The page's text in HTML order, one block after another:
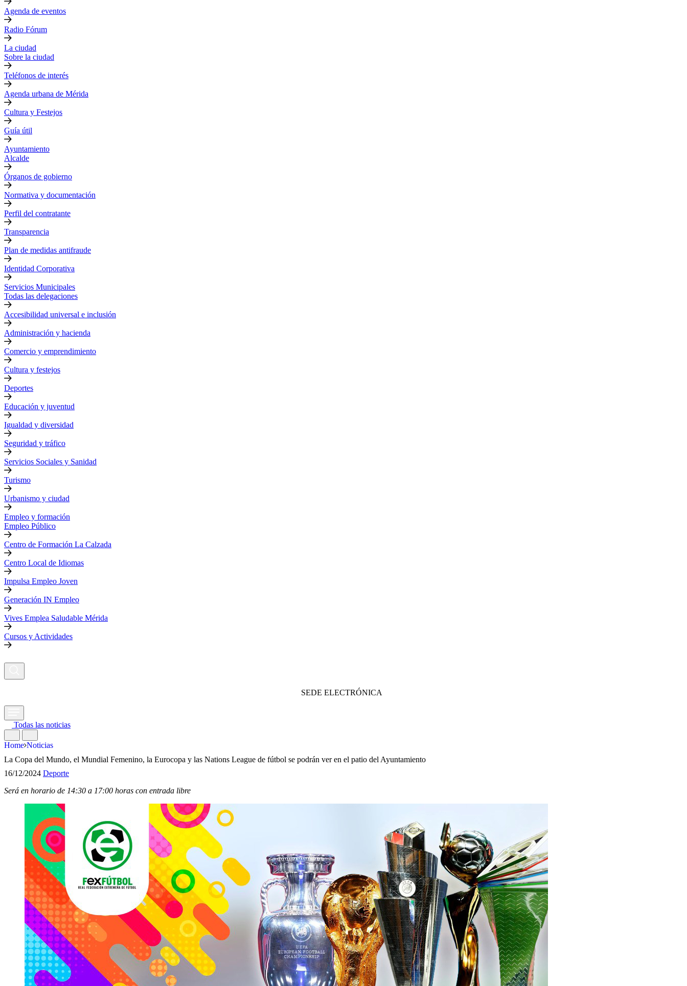
Agenda de eventos
Radio Fórum
La ciudad
Sobre la ciudad
Teléfonos de interés
Agenda urbana de Mérida
Cultura y Festejos
Guía útil
Ayuntamiento
Alcalde
Órganos de gobierno
Normativa y documentación
Perfil del contratante
Transparencia
Plan de medidas antifraude
Identidad Corporativa
Servicios Municipales
Todas las delegaciones
Accesibilidad universal e inclusión
Administración y hacienda
Comercio y emprendimiento
Cultura y festejos
Deportes
Educación y juventud
Igualdad y diversidad
Seguridad y tráfico
Servicios Sociales y Sanidad
Turismo
Urbanismo y ciudad
Empleo y formación
Empleo Público
Centro de Formación La Calzada
Centro Local de Idiomas
Impulsa Empleo Joven
Generación IN Empleo
Vives Emplea Saludable Mérida
Cursos y Actividades
SEDE ELECTRÓNICA
Todas las noticias
Home Noticias
La Copa del Mundo, el Mundial Femenino, la Eurocopa y las Nations League de fútbol se podrán ver en el patio del Ayuntamiento
16/12/2024 Deporte
Será en horario de 14:30 a 17:00 horas con entrada libre